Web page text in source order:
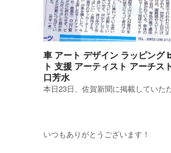
車 アート デザイン ラッピング
ト 支援 アーティスト アーチス
口芳水
本日23日、佐賀新聞に掲載していた
いつもありがとうございます！